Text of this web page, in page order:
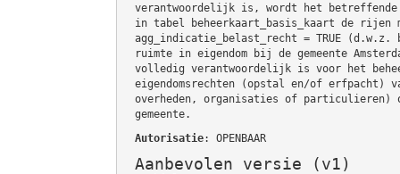
verantwoordelijk is, wordt het
in tabel beheerkaart_basis_kaart de rijen
agg_indicatie_belast_recht = TRUE
ruimte in eigendom bij de gemeente
volledig verantwoordelijk is voor het
eigendomsrechten (opstal en/of erfpacht)
overheden, organisaties of particulieren)
gemeente.
Autorisatie: OPENBAAR
Aanbevolen versie (v1)